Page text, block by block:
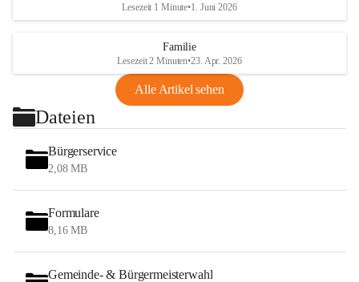
Lesezeit 1 Minute•1. Juni 2026
Familie
Lesezeit 2 Minuten•23. Apr. 2026
Alle Artikel sehen
Dateien
Bürgerservice
2,08 MB
Formulare
8,16 MB
Gemeinde- & Bürgermeisterwahl